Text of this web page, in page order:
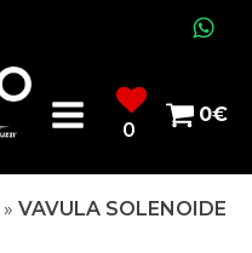
0
0€
» VAVULA SOLENOIDE